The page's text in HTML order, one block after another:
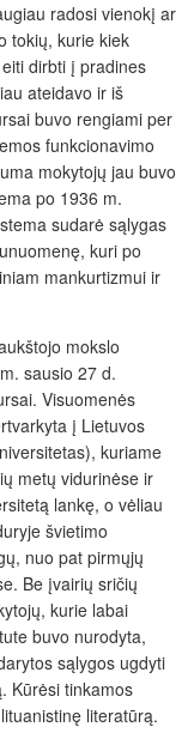
radosi vienokį ar
tokių, kurie kiek
dirbti į pradines
ateidavo ir iš
buvo rengiami per
funkcionavimo
mokytojų jau buvo
po 1936 m.
sudarė sąlygas
kuri po
mankurtizmui ir
mokslo
sausio 27 d.
Visuomenės
į Lietuvos
kuriame
metų vidurinėse ir
lankę, o vėliau
švietimo
nuo pat pirmųjų
Be įvairių sričių
kurie labai
buvo nurodyta,
sąlygos ugdyti
Kūrėsi tinkamos
literatūrą.